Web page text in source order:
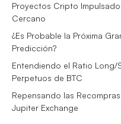
Proyectos Cripto
Cercano
¿Es Probable la Próxima
Predicción?
Entendiendo el Ratio Long/
Perpetuos de BTC
Repensando las
Jupiter Exchange